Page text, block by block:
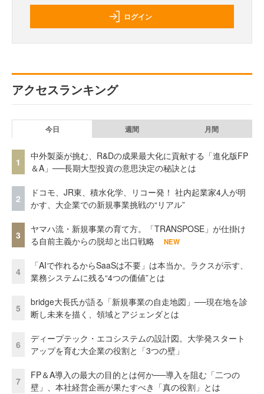
ログイン
アクセスランキング
今日 週間 月間
1
中外製薬が挑む、R&Dの成果最大化に貢献する「進化版FP
＆A」──長期大型投資の意思決定の秘訣とは
2
ドコモ、JR東、積水化学、リコー発！ 社内起業家4人が明
かす、大企業での新規事業挑戦の“リアル”
3
ヤマハ流・新規事業の育て方。「TRANSPOSE」が仕掛け
る自前主義からの脱却と出口戦略
NEW
4
「AIで作れるからSaaSは不要」は本当か。ラクスが示す、
業務システムに残る“4つの価値”とは
5
bridge大長氏が語る「新規事業の自走地図」──現在地を診
断し未来を描く、領域とアジェンダとは
6
ディープテック・エコシステムの設計図。大学発スタート
アップを育む大企業の役割と「3つの壁」
7
FP＆A導入の最大の目的とは何か──導入を阻む「二つの
壁」、本社経営企画が果たすべき「真の役割」とは